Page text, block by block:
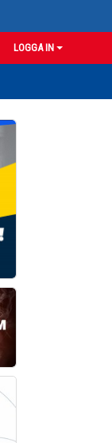
LOGGA IN